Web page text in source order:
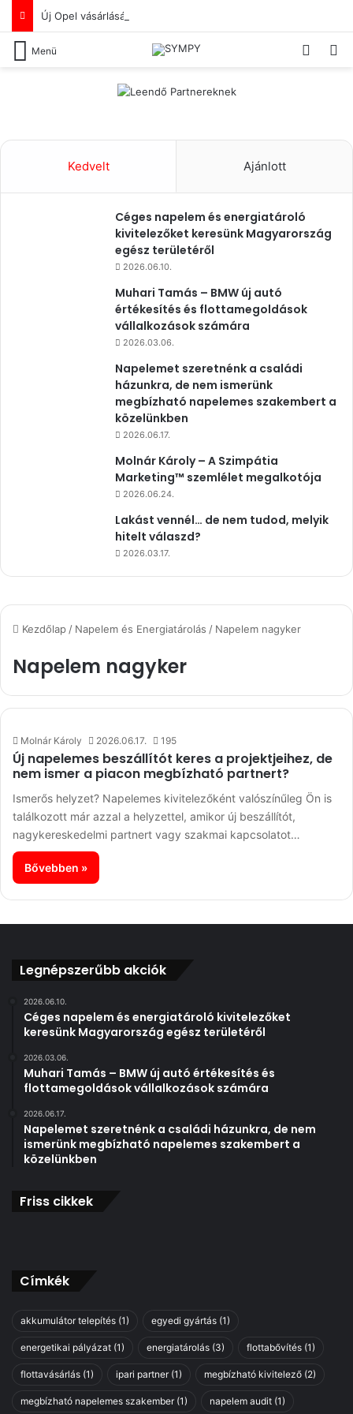
Menü
Kezdőlap / Napelem és Energiatárolás / Napelem nagyker
Napelem nagyker
Molnár Károly 2026.06.17. 195
Új napelemes beszállítót keres a projektjeihez, de
nem ismer a piacon megbízható partnert?
Ismerős helyzet? Napelemes kivitelezőként valószínűleg Ön is
találkozott már azzal a helyzettel, amikor új beszállítót,
nagykereskedelmi partnert vagy szakmai kapcsolatot…
Bővebben »
Kedvelt Ajánlott
Céges napelem és energiatároló
kivitelezőket keresünk Magyarország
egész területéről
2026.06.10.
Muhari Tamás – BMW új autó
értékesítés és flottamegoldások
vállalkozások számára
2026.03.06.
Napelemet szeretnénk a családi
házunkra, de nem ismerünk
megbízható napelemes szakembert a
közelünkben
2026.06.17.
Molnár Károly – A Szimpátia
Marketing™ szemlélet megalkotója
2026.06.24.
Lakást vennél… de nem tudod, melyik
hitelt válaszd?
2026.03.17.
Legnépszerűbb akciók
2026.06.10.
Céges napelem és energiatároló kivitelezőket
keresünk Magyarország egész területéről
2026.03.06.
Muhari Tamás – BMW új autó értékesítés és
flottamegoldások vállalkozások számára
2026.06.17.
Napelemet szeretnénk a családi házunkra, de nem
ismerünk megbízható napelemes szakembert a
közelünkben
Friss cikkek
Címkék
akkumulátor telepítés (1) egyedi gyártás (1)
energetikai pályázat (1) energiatárolás (3) flottabővítés (1)
flottavásárlás (1) ipari partner(1) megbízható kivitelező (2)
megbízható napelemes szakember(1) napelem audit (1)